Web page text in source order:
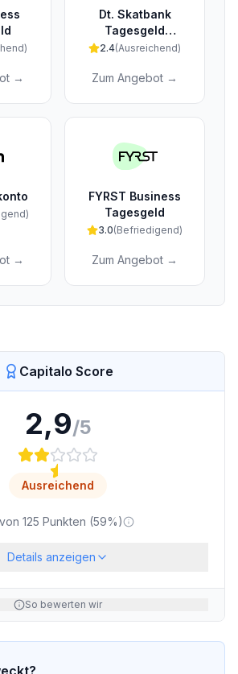
)
→
Dt. Skatbank
Tagesgeld
Business
2.4(Ausreichend)
Zum Angebot →
)
→
FYRST Business
Tagesgeld
3.0(Befriedigend)
Zum Angebot →
Capitalo Score
2,9/5
Ausreichend
125 Punkten (59%)
Details anzeigen
So bewerten wir